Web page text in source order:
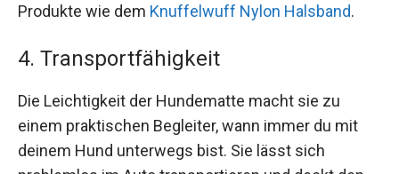
Produkte wie dem Knuffelwuff Nylon Halsband.
4. Transportfähigkeit
Die Leichtigkeit der Hundematte macht sie zu
einem praktischen Begleiter, wann immer du mit
deinem Hund unterwegs bist. Sie lässt sich